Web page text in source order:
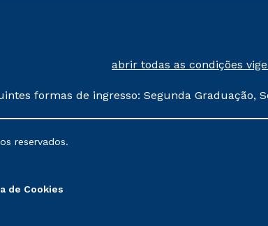
abrir todas as condições
formas de ingresso: Segunda Graduação,
sofrer alterações nos períodos de
reservados.
de Cookies